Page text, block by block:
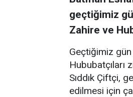
geçtiğimiz
Zahire ve
Geçtiğimiz
Hububatçıları
Sıddık Çiftçi,
edilmesi için